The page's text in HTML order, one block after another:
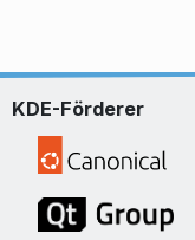
KDE-Förderer